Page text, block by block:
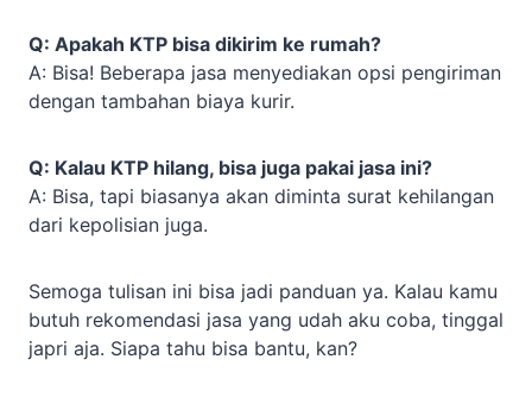
Q: Apakah KTP bisa dikirim ke rumah?
A: Bisa! Beberapa jasa menyediakan opsi pengiriman
dengan tambahan biaya kurir.
Q: Kalau KTP hilang, bisa juga pakai jasa ini?
A: Bisa, tapi biasanya akan diminta surat kehilangan
dari kepolisian juga.
Semoga tulisan ini bisa jadi panduan ya. Kalau kamu
butuh rekomendasi jasa yang udah aku coba, tinggal
japri aja. Siapa tahu bisa bantu, kan?